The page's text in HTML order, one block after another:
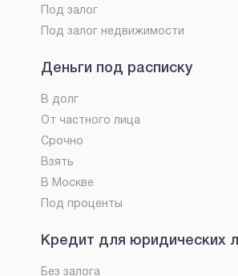
Под залог
Под залог недвижимости
Деньги под расписку
В долг
От частного лица
Срочно
Взять
В Москве
Под проценты
Кредит для юридических
Без залога